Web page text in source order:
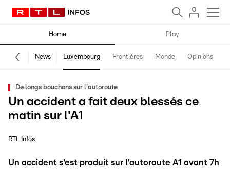
Home Play
News Luxembourg Frontières Monde Opinions
De longs bouchons sur l'autoroute
Un accident a fait deux blessés ce
matin sur l'A1
RTL Infos
Un accident s'est produit sur l'autoroute A1 avant 7h